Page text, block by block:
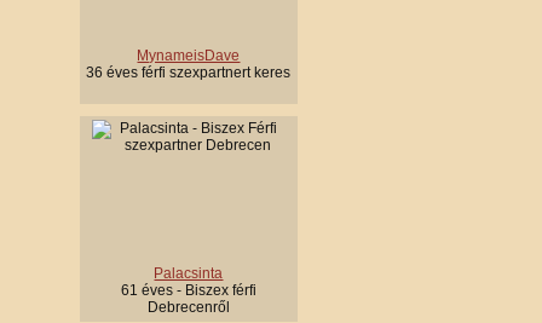
MynameisDave
36 éves férfi szexpartnert keres
Palacsinta
61 éves - Biszex férfi
Debrecenről